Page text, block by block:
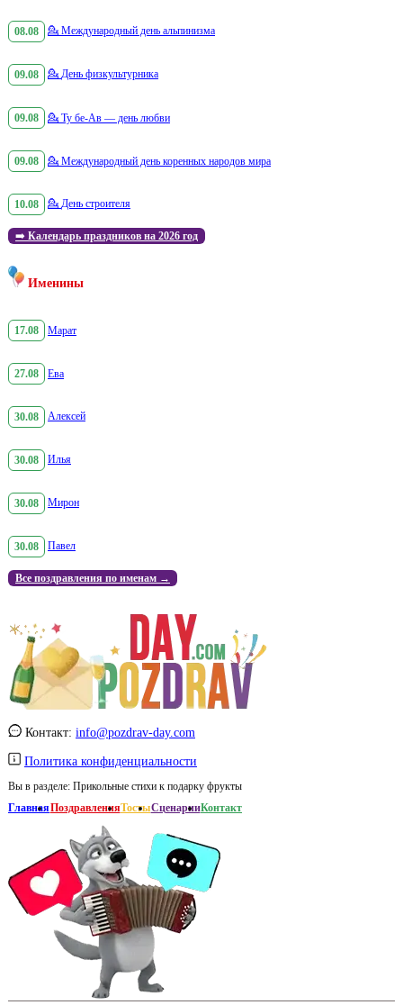
08.08 💁 Международный день альпинизма
09.08 💁 День физкультурника
09.08 💁 Ту бе-Ав — день любви
09.08 💁 Международный день коренных народов мира
10.08 💁 День строителя
➡️ Календарь праздников на 2026 год
Именины
17.08 Марат
27.08 Ева
30.08 Алексей
30.08 Илья
30.08 Мирон
30.08 Павел
Все поздравления по именам →
Контакт: info@pozdrav-day.com
Политика конфиденциальности
Вы в разделе: Прикольные стихи к подарку фрукты
ГлавнаяПоздравленияТостыСценарииКонтакт